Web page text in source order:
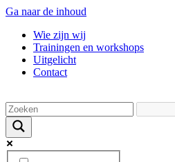
Ga naar de inhoud
Wie zijn wij
Trainingen en workshops
Uitgelicht
Contact